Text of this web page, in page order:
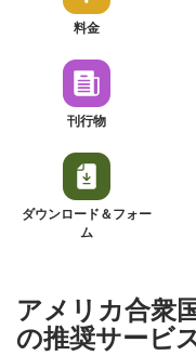
料金
刊行物
ダウンロード＆フォー
ム
アメリカ合衆
の推奨サービ